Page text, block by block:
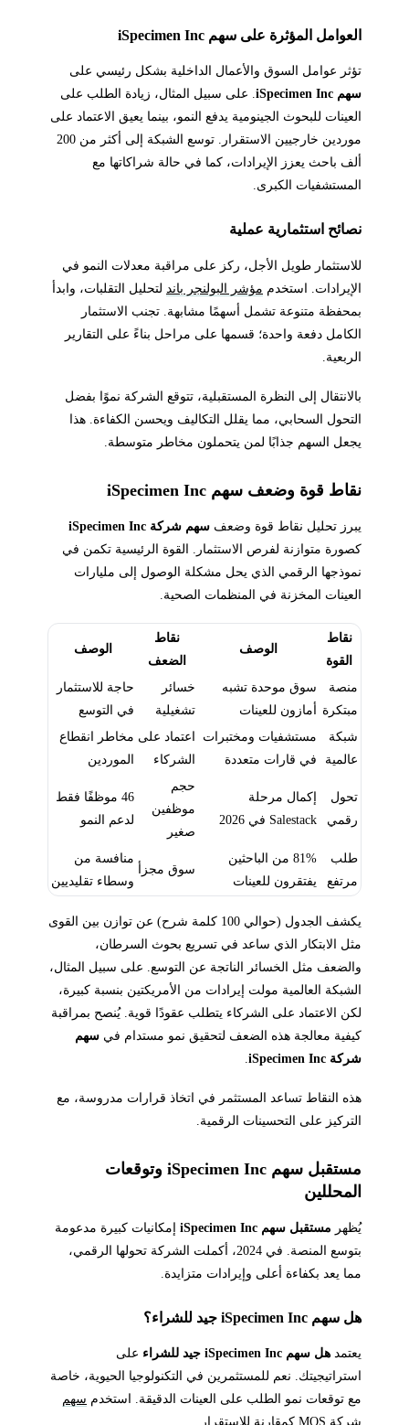
العوامل المؤثرة على سهم iSpecimen Inc
تؤثر عوامل السوق والأعمال الداخلية بشكل رئيسي على
سهم iSpecimen Inc
. على سبيل المثال، زيادة الطلب على
العينات للبحوث الجينومية يدفع النمو، بينما يعيق الاعتماد على
موردين خارجيين الاستقرار. توسع الشبكة إلى أكثر من 200
ألف باحث يعزز الإيرادات، كما في حالة شراكاتها مع
المستشفيات الكبرى.
نصائح استثمارية عملية
للاستثمار طويل الأجل، ركز على مراقبة معدلات النمو في
الإيرادات. استخدم مؤشر البولنجر باندلتحليل التقلبات، وابدأ
بمحفظة متنوعة تشمل أسهمًا مشابهة. تجنب الاستثمار
الكامل دفعة واحدة؛ قسمها على مراحل بناءً على التقارير
الربعية.
بالانتقال إلى النظرة المستقبلية، تتوقع الشركة نموًا بفضل
التحول السحابي، مما يقلل التكاليف ويحسن الكفاءة. هذا
يجعل السهم جذابًا لمن يتحملون مخاطر متوسطة.
نقاط قوة وضعف سهم iSpecimen Inc
يبرز تحليل نقاط قوة وضعف سهم شركة iSpecimen Inc
كصورة متوازنة لفرص الاستثمار. القوة الرئيسية تكمن في
نموذجها الرقمي الذي يحل مشكلة الوصول إلى مليارات
العينات المخزنة في المنظمات الصحية.
نقاط
القوة
الوصف
نقاط
الضعف
الوصف
منصة
مبتكرة
سوق موحدة تشبه
أمازون للعينات
خسائر
تشغيلية
حاجة للاستثمار
في التوسع
شبكة
عالمية
مستشفيات ومختبرات
في قارات متعددة
اعتماد على
الشركاء
مخاطر انقطاع
الموردين
تحول
رقمي
إكمال مرحلة
Salestack في 2026
حجم
موظفين
صغير
46 موظفًا فقط
لدعم النمو
طلب
مرتفع
81% من الباحثين
يفتقرون للعينات
سوق مجزأ
منافسة من
وسطاء تقليديين
يكشف الجدول (حوالي 100 كلمة شرح) عن توازن بين القوى
مثل الابتكار الذي ساعد في تسريع بحوث السرطان،
والضعف مثل الخسائر الناتجة عن التوسع. على سبيل المثال،
الشبكة العالمية مولت إيرادات من الأمريكتين بنسبة كبيرة،
لكن الاعتماد على الشركاء يتطلب عقودًا قوية. يُنصح بمراقبة
كيفية معالجة هذه الضعف لتحقيق نمو مستدام في سهم
شركة iSpecimen Inc
.
هذه النقاط تساعد المستثمر في اتخاذ قرارات مدروسة، مع
التركيز على التحسينات الرقمية.
مستقبل سهم iSpecimen Inc وتوقعات
المحللين
يُظهر مستقبل سهم iSpecimen Inc
إمكانيات كبيرة مدعومة
بتوسع المنصة. في 2024، أكملت الشركة تحولها الرقمي،
مما يعد بكفاءة أعلى وإيرادات متزايدة.
هل سهم iSpecimen Inc جيد للشراء؟
يعتمدهل سهم iSpecimen Inc جيد للشراء
على
استراتيجيتك. نعم للمستثمرين في التكنولوجيا الحيوية، خاصة
مع توقعات نمو الطلب على العينات الدقيقة. استخدم سهم
شركة MOS
كمقارنة للاستقرار.